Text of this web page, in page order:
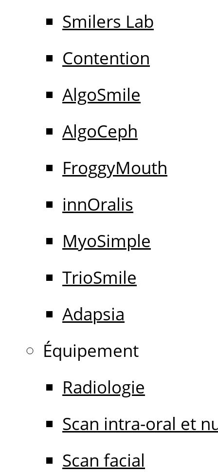
Smilers Lab
Contention
AlgoSmile
AlgoCeph
FroggyMouth
innOralis
MyoSimple
TrioSmile
Adapsia
Équipement
Radiologie
Scan intra-oral et
Scan facial